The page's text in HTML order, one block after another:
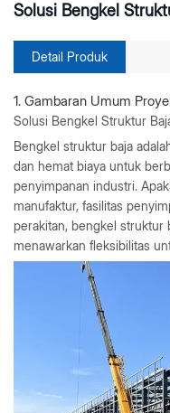
Solusi Bengkel
Detail Produk
1. Gambaran Umum
Solusi Bengkel Struktur
Bengkel struktur baja
dan hemat biaya untuk
penyimpanan industri.
manufaktur, fasilitas
perakitan, bengkel struktur
menawarkan fleksibilitas